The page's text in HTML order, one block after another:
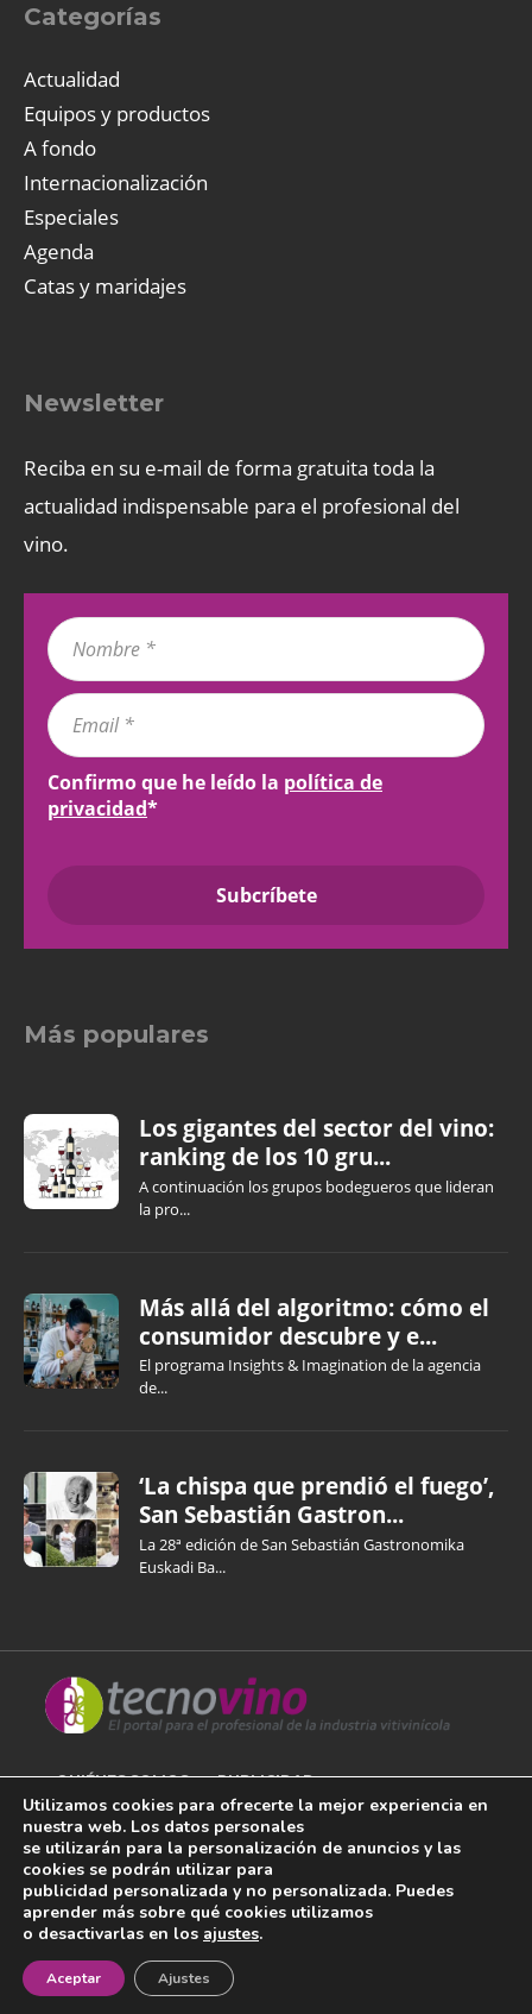
Categorías
Actualidad
Equipos y productos
A fondo
Internacionalización
Especiales
Agenda
Catas y maridajes
Newsletter
Reciba en su e-mail de forma gratuita toda la
actualidad indispensable para el profesional del
vino.
Confirmo que he leído la política de
privacidad*
Más populares
Los gigantes del sector del vino:
ranking de los 10 gru...
A continuación los grupos bodegueros que lideran
la pro...
Más allá del algoritmo: cómo el
consumidor descubre y e...
El programa Insights & Imagination de la agencia
de...
‘La chispa que prendió el fuego’,
San Sebastián Gastron...
La 28ª edición de San Sebastián Gastronomika
Euskadi Ba...
QUIÉNES SOMOS PUBLICIDAD
AVISO LEGAL
POLÍTICA DE COOKIES
POLÍTICA DE PRIVACIDAD
CONTACTO¡Newsletter!
Utilizamos cookies para ofrecerte la mejor experiencia en
nuestra web. Los datos personales
se utilizarán para la personalización de anuncios y las
cookies se podrán utilizar para
publicidad personalizada y no personalizada. Puedes
aprender más sobre qué cookies utilizamos
o desactivarlas en los ajustes.
Aceptar Ajustes